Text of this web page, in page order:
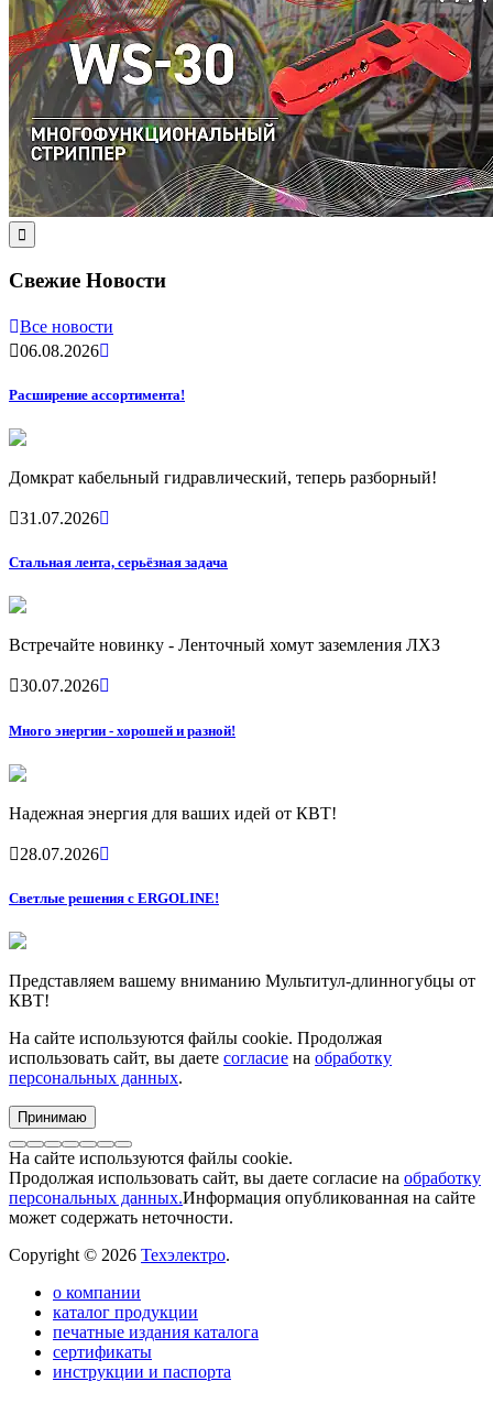
Свежие Новости
Все новости
06.08.2026
Расширение ассортимента!
Домкрат кабельный гидравлический, теперь разборный!
31.07.2026
Стальная лента, серьёзная задача
Встречайте новинку - Ленточный хомут заземления ЛХЗ
30.07.2026
Много энергии - хорошей и разной!
Надежная энергия для ваших идей от КВТ!
28.07.2026
Светлые решения с ERGOLINE!
Представляем вашему вниманию Мультитул-длинногубцы от
КВТ!
На сайте используются файлы cookie. Продолжая
использовать сайт, вы даете согласие на обработку
персональных данных.
Принимаю
На сайте используются файлы cookie.
Продолжая использовать сайт, вы даете согласие на обработку
персональных данных.Информация опубликованная на сайте
может содержать неточности.
Copyright © 2026 Техэлектро.
о компании
каталог продукции
печатные издания каталога
сертификаты
инструкции и паспорта